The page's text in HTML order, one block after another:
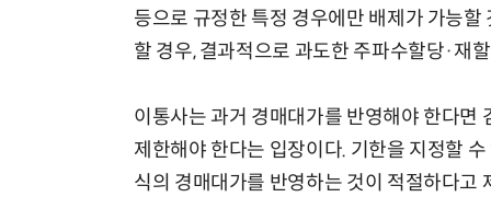
등으로 규정한 특정 경우에만 배제가 가능
할 경우, 결과적으로 과도한 주파수할당·재
이통사는 과거 경매대가를 반영해야 한다면
제한해야 한다는 입장이다. 기한을 지정할
식의 경매대가를 반영하는 것이 적절하다고